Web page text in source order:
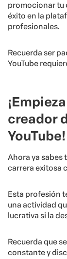
promocionar tu
éxito en la
profesionales.
Recuerda ser
YouTube
creador
YouTube!
Ahora ya sabes
carrera exitosa
Esta profesión
una actividad
lucrativa si la
Recuerda que
constante y